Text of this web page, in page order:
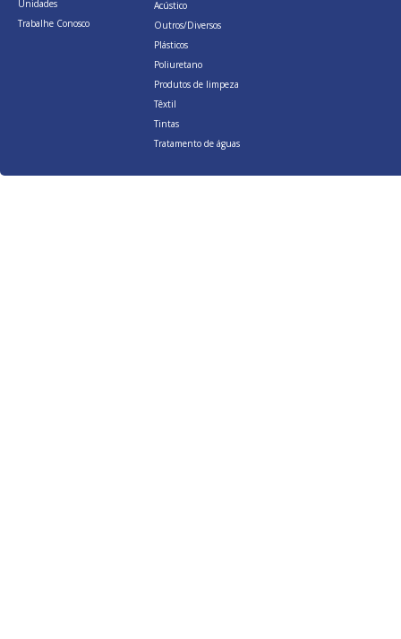
Unidades
Trabalhe Conosco
Acústico
Outros/Diversos
Plásticos
Poliuretano
Produtos de limpeza
Têxtil
Tintas
Tratamento de águas